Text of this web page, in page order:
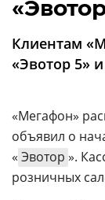
Аналитика
Техника
ТВ
Клиентам
«Эвотор 5»
«Мегафон»
объявил о
« Эвотор ».
розничных